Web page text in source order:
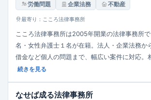
労働問題
企業法務 不動産
最寄り：こころ法律事務所
こころ法律事務所は2005年開業の法律事務所で
名・女性弁護士１名が在籍。法人・企業法務か
借金など個人の問題まで、幅広い案件に対応。
ヒアリングから始め、親身かつ適切なリーガル
5,500円（税込）で、資力基準を満たす人には
続きを見る
なせば成る法律事務所